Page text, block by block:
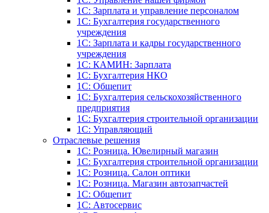
1C: Зарплата и управление персоналом
1C: Бухгалтерия государственного
учреждения
1C: Зарплата и кадры государственного
учреждения
1C: КАМИН: Зарплата
1C: Бухгалтерия НКО
1С: Общепит
1С: Бухгалтерия сельскохозяйст­венного
предприятия
1С: Бухгалтерия строительной организации
1С: Управляющий
Отраслевые решения
1С: Розница. Ювелирный магазин
1С: Бухгалтерия строительной организации
1С: Розница. Салон оптики
1С: Розница. Магазин автозапчастей
1C: Общепит
1С: Автосервис